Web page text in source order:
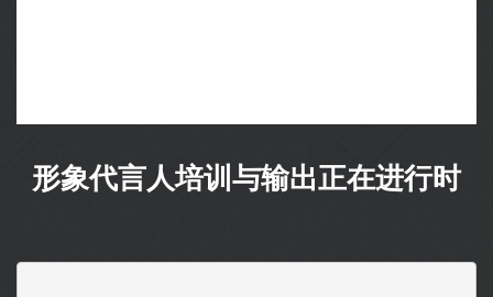
形象代言人培训与输出正在进行时